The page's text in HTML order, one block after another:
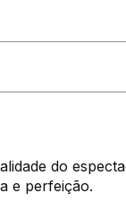
do
e perfeição.